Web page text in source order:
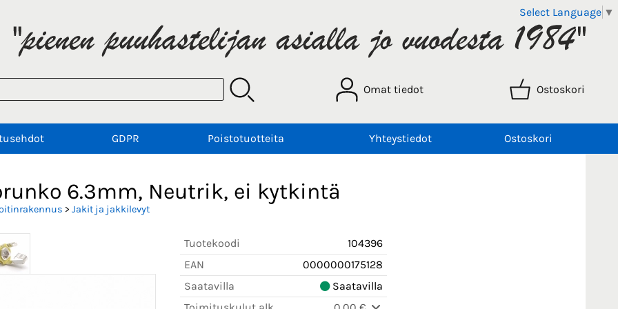
Select Language ▼
Omat tiedot Ostoskori
GDPR Poistotuotteita Yhteystiedot Ostoskori
6.3mm, Neutrik, ei kytkintä
> Jakit ja jakkilevyt
Tuotekoodi
104396
EAN
0000000175128
Saatavilla
Saatavilla